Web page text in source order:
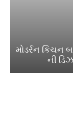
મોડર્રન કિચન
ની